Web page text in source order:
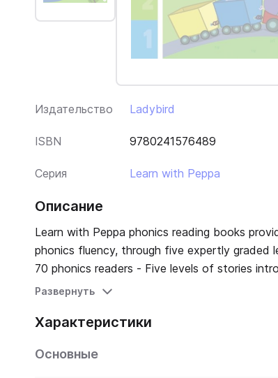
Издательство Ladybird
ISBN 9780241576489
Серия Learn with Peppa
Описание
Learn with Peppa phonics reading books
phonics fluency, through five expertly graded levels. - Peppa and her friends take centre stage in this brand-
70 phonics readers - Five levels of stories
activities provide extra phonics practice and
Peppa website Let Peppa support your little ones on their early learning adventure in Learn with Peppa. Level 4 Book 7
little train. Who will win?
Развернуть
Характеристики
Основные